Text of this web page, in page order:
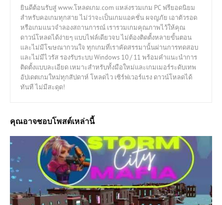
ยินดีต้อนรับสู่ www.โหลดเกม.com แหล่งรวมเกม PC ฟรียอดนิยม
สำหรับคอเกมทุกสาย ไม่ว่าจะเป็นเกมแอคชั่น ผจญภัย เอาตัวรอด
หรือเกมแนวจำลองสถานการณ์ เรารวมเกมคุณภาพไว้ให้คุณ
ดาวน์โหลดได้ง่ายๆ แบบไฟล์เดียวจบ ไม่ต้องติดตั้งหลายขั้นตอน
และไม่มีโฆษณากวนใจ ทุกเกมที่เราคัดสรรมานั้นผ่านการทดสอบ
และไม่มีไวรัส รองรับระบบ Windows 10 / 11 พร้อมคำแนะนำการ
ติดตั้งแบบละเอียด เหมาะสำหรับทั้งมือใหม่และเกมเมอร์ระดับเทพ
อัปเดตเกมใหม่ทุกสัปดาห์ โหลดไว เซิร์ฟเวอร์แรง ดาวน์โหลดได้
ทันที ไม่มีสะดุด!
คุณอาจชอบโพสต์เหล่านี้